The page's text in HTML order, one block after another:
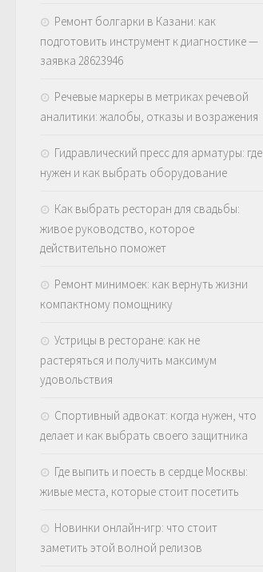
Ремонт болгарки в Казани: как
подготовить инструмент к диагностике —
заявка 28623946
Речевые маркеры в метриках речевой
аналитики: жалобы, отказы и возражения
Гидравлический пресс для арматуры: где
нужен и как выбрать оборудование
Как выбрать ресторан для свадьбы:
живое руководство, которое
действительно поможет
Ремонт минимоек: как вернуть жизни
компактному помощнику
Устрицы в ресторане: как не
растеряться и получить максимум
удовольствия
Спортивный адвокат: когда нужен, что
делает и как выбрать своего защитника
Где выпить и поесть в сердце Москвы:
живые места, которые стоит посетить
Новинки онлайн-игр: что стоит
заметить этой волной релизов